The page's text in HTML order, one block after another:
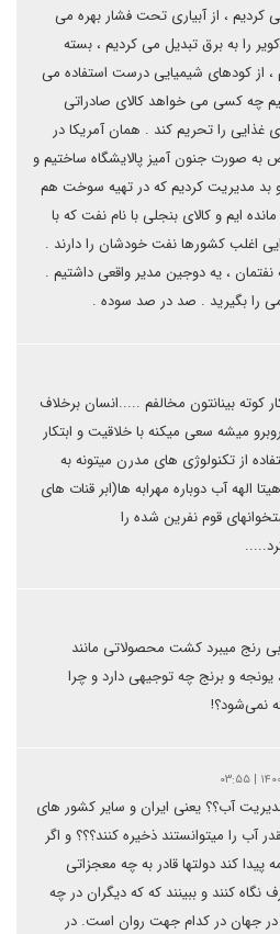
کردیم ، از آبیاری تحت فشار بهره می
را به برق تبدیل می کردیم ، بسته
از کودهای شیمیایی درست استفاده می
چه کسی می خواهد کالای صادراتی
غذایی را تحریم کند . همان آمریکا در
صورت جنون آمیز پالایشگاه ساختیم و
بد مدیریت کردیم که در تهیه سوخت هم
ایم و کالای بنجلی با نام نفت که با
اغلب کشورها نفت خودشان را دارند .
، یه دوجین مدیر واقعی داشتیم .
را بگیرید . صد در صد سوده .
کوته بینانتون مخالفم .....انسان برخلاف
میشه سعی میکنه با خلاقیت و ابتکار
از تکنولوژی های مدرن میتونه به
الهه آب دوباره مهرابه ها(ابر قنات های
قوم نفرین شده را
رنج میبرد کشت محصولاتی مانند
یونجه و برنج چه توجیهی دارد و چرا
نمی‌شود؟!
آب؟؟ یعنی ایران و سایر کشور های
آب را میتوانستند ذخیره کنند؟؟؟ و اگر
پیدا کند دولتها قادر به چه معجزاتی
نگاه کنند و ببینند که که دیگران در چه
جهان در کدام جهت روان است. در